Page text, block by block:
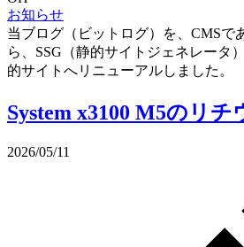
お知らせ
当ブログ（ビットログ）を、CMSで
ら、SSG（静的サイトジェネレータ
的サイトへリニューアルしました。
System x3100 M5のリチ
2026/05/11